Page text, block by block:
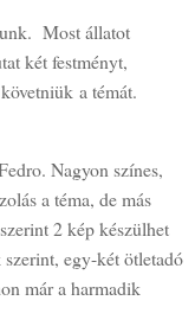
Most állatot
két festményt,
a témát.
Nagyon színes,
a téma, de más
2 kép készülhet
egy-két ötletadó
már a harmadik